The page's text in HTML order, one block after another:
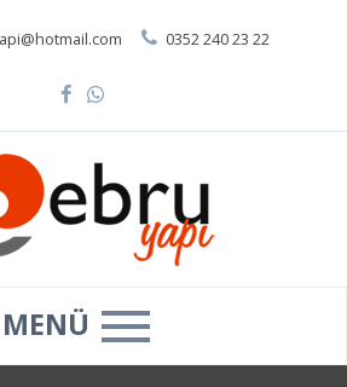
0352 240 23 22
MENÜ